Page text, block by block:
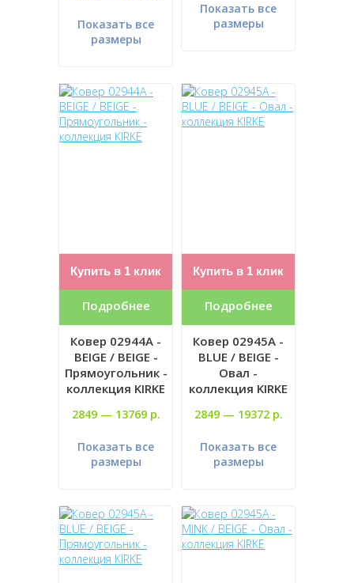
Показать все
размеры
Показать все
размеры
Купить в 1 клик
Подробнее
Ковер 02944A -
BEIGE / BEIGE -
Прямоугольник -
коллекция KIRKE
2849 — 13769 р.
Показать все
размеры
Купить в 1 клик
Подробнее
Ковер 02945A -
BLUE / BEIGE -
Овал -
коллекция KIRKE
2849 — 19372 р.
Показать все
размеры